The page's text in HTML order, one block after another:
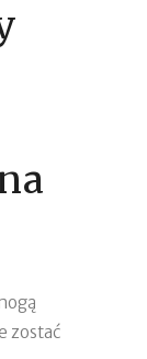
zostać